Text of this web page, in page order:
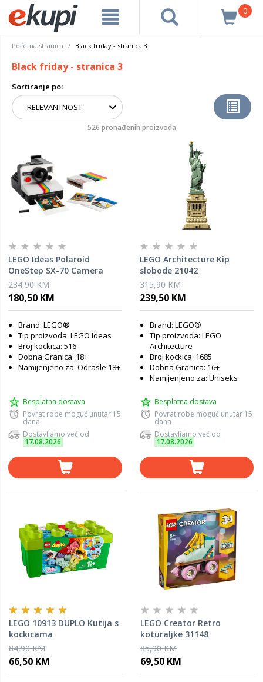
0
Početna stranica Black friday - stranica 3
Black friday - stranica 3
Sortiranje po:
526 pronađenih proizvoda
LEGO Ideas Polaroid
OneStep SX-70 Camera
21345
234,90 KM
180,50 KM
Brand: LEGO®
Tip proizvoda: LEGO Ideas
Broj kockica: 516
Dobna Granica: 18+
Namijenjeno za: Odrasle 18+
Besplatna dostava
Povrat robe moguć unutar 15
dana
Dostavljamo već od
17.08.2026
LEGO Architecture Kip
slobode 21042
315,90 KM
239,50 KM
Brand: LEGO®
Tip proizvoda: LEGO
Architecture
Broj kockica: 1685
Dobna Granica: 16+
Namijenjeno za: Uniseks
Besplatna dostava
Povrat robe moguć unutar 15
dana
Dostavljamo već od
17.08.2026
LEGO 10913 DUPLO Kutija s
kockicama
84,90 KM
66,50 KM
LEGO Creator Retro
koturaljke 31148
85,90 KM
69,50 KM